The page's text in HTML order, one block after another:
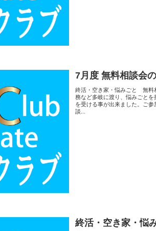
7月度 無料相談会
終活・空き家・悩みごと 無料
務など多岐に渡り、悩みごと
を受ける事が出来ました。ご
談...
終活・空き家・